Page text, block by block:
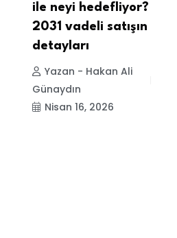
ile neyi hedefliyor?
2031 vadeli satışın
detayları
Yazan - Hakan Ali
Günaydın
Nisan 16, 2026